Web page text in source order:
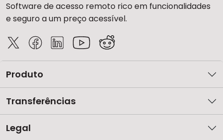
Software de acesso remoto rico em funcionalidades
e seguro a um preço acessível.
Produto
Transferências
Legal